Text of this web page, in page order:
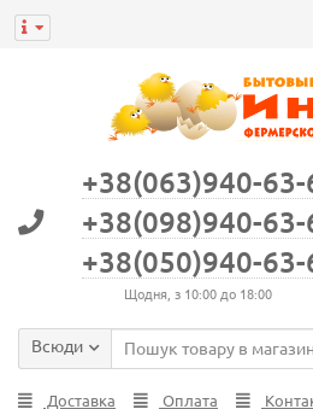
+38(063)940-63-
+38(098)940-63-
+38(050)940-63-
Щодня, з 10:00 до 18:00
Всюди
Доставка Оплата